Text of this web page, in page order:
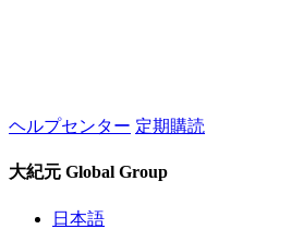
ヘルプセンター 定期購読
大紀元 Global Group
日本語